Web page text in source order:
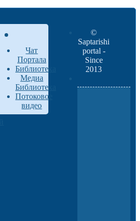
Чат
Портала
Библиотека
Медиа
Библиотека
Потоковое
видео
©
Saptarishi
portal -
Since
2013